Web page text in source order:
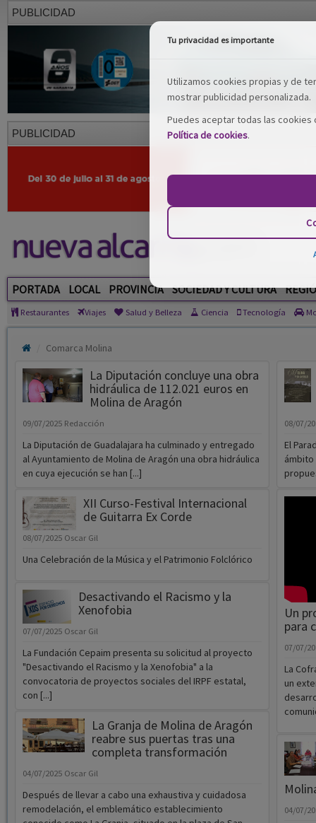
PUBLICIDAD
PUBLICIDAD
PORTADA LOCAL PROVINCIA SOCIEDAD Y CULTURA
Restaurantes Viajes Salud y Belleza
Comarca Molina
La Diputación concluye una obra
Molina de Aragón
09/07/2025 Redacción
La Diputación de Guadalajara ha culminado y entregado
al Ayuntamiento de Molina de Aragón una obra hidráulica
en cuya ejecución se han [...]
XII Curso-Festival Internacional
de Guitarra Ex Corde
Una Celebración de la Música y el Patrimonio Folclórico
Desactivando el Racismo y la
Xenofobia
La Fundación Cepaim presenta su solicitud al proyecto
"Desactivando el Racismo y la Xenofobia" a la
convocatoria de proyectos sociales del IRPF estatal,
La Granja de Molina de Aragón
reabre sus puertas tras una
04/07/2025Oscar Gil
Después de llevar a cabo una exhaustiva y cuidadosa
remodelación, el emblemático establecimiento
conocido como La Granja, situado en la plaza de San
visitantes una experiencia fresca y renovada
08/07/
El
07/07/
La
un
04/07/
Molina
Tu privacidad es importante
Utilizamos cookies propias y de
mostrar publicidad personalizada.
Puedes aceptar todas las
Política de cookies.